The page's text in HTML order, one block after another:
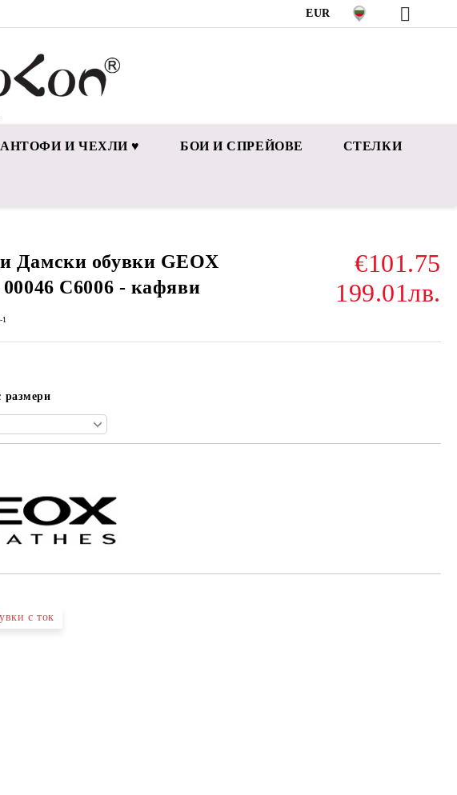
EUR
И ЧЕХЛИ ♥ БОИ И СПРЕЙОВЕ СТЕЛКИ
Дамски обувки GEOX
00046 C6006 - кафяви
€101.75
199.01лв.
размери
с ток